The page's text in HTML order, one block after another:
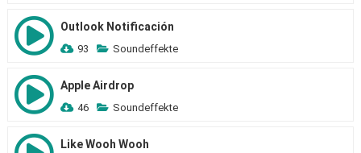
Outlook Notificación
93 Soundeffekte
Apple Airdrop
46 Soundeffekte
Like Wooh Wooh